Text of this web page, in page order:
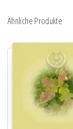
Ähnliche Produkte